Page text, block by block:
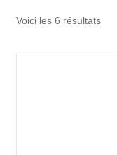
Voici les 6 résultats